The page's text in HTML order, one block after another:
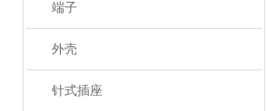
端子
外壳
针式插座